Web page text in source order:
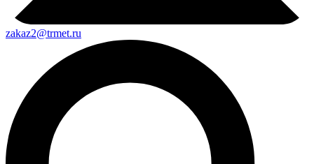
zakaz2@trmet.ru